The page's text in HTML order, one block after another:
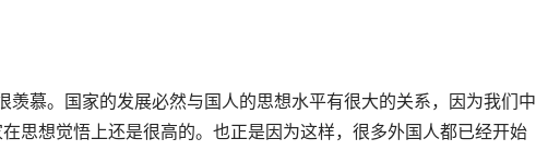
羡慕。国家的发展必然与国人的思想水平有很大的关系，因为我们中
思想觉悟上还是很高的。也正是因为这样，很多外国人都已经开始